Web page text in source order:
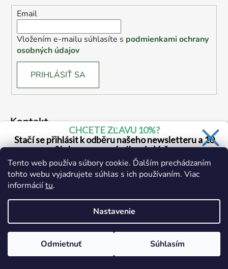
Tento web používa súbory cookie. Ďalším prechádzaním
tohto webu vyjadrujete súhlas s ich používaním. Viac
informáciítu.
Nastavenie
Odmietnuť Súhlasím
Email
Vložením e-mailu súhlasíte s podmienkami ochrany
osobných údajov
PRIHLÁSIŤ SA
Kontakt
drogerie@drogerie.sk
+ 421 905 941 165
Vytvoril Shoptet
Copyright 2026Drogerie.sk. Všetky práva vyhradené.
CHCETE ZĽAVU 10%?
Stačí se přihlásit k odběru našeho newsletteru a 10
% sleva na první nákup je Vaše